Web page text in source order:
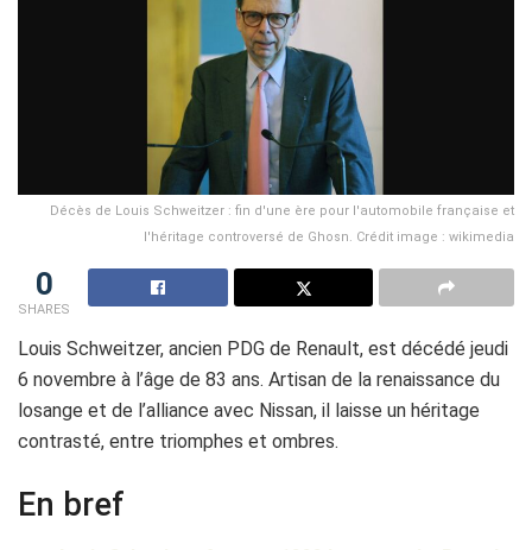
Décès de Louis Schweitzer : fin d'une ère pour l'automobile française et
l'héritage controversé de Ghosn. Crédit image : wikimedia
0
SHARES
Louis Schweitzer, ancien PDG de Renault, est décédé jeudi
6 novembre à l’âge de 83 ans. Artisan de la renaissance du
losange et de l’alliance avec Nissan, il laisse un héritage
contrasté, entre triomphes et ombres.
En bref